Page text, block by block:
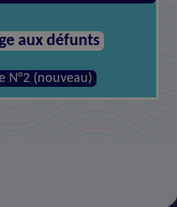
aux défunts
N°2 (nouveau)